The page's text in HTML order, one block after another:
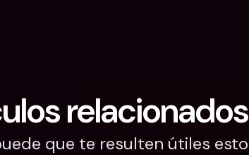
relacionados
que te resulten útiles